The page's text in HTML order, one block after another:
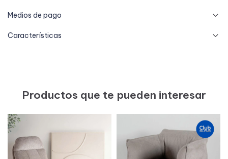
Medios de pago
Características
Productos que te pueden interesar